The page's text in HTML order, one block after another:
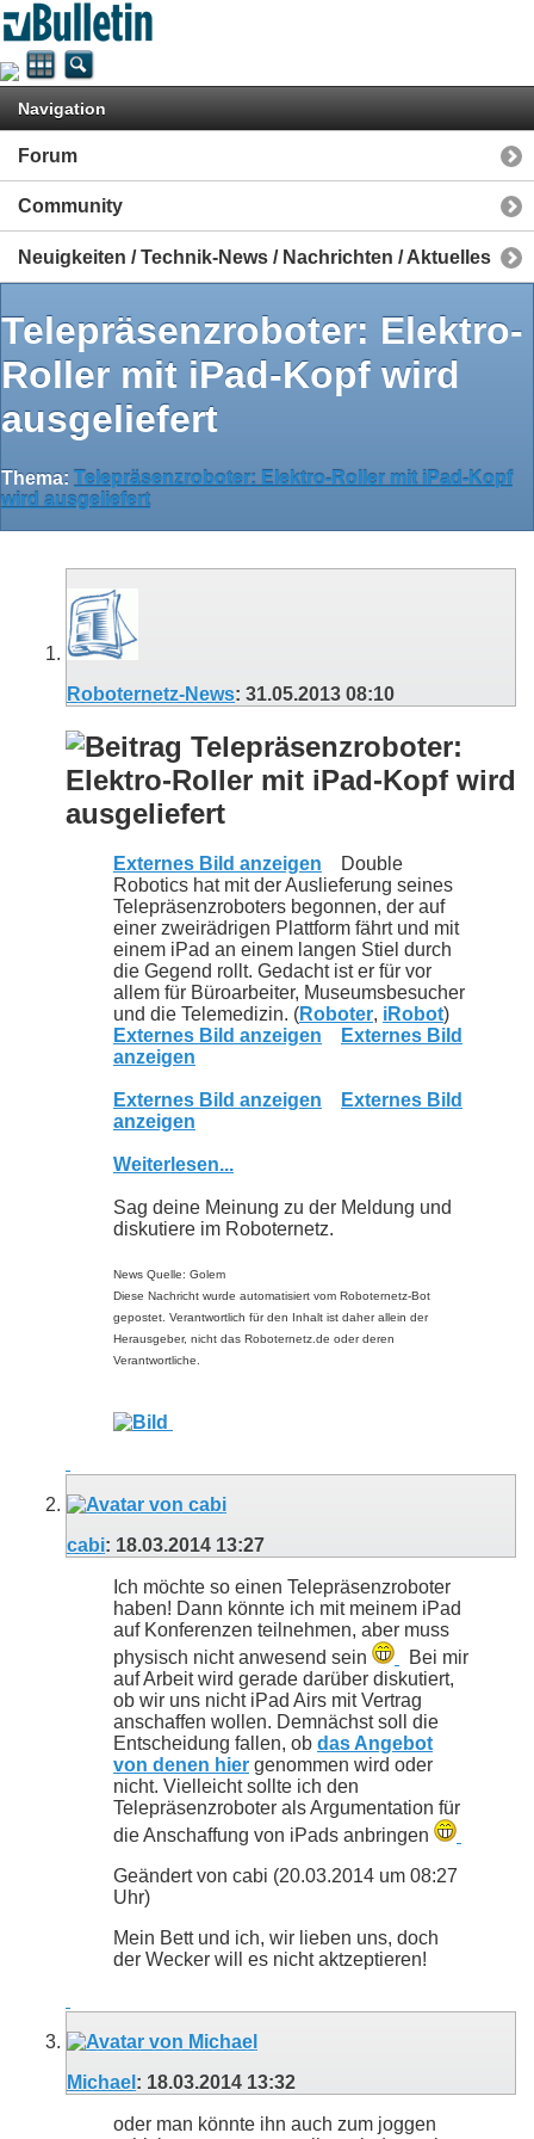
Navigation
Forum
Community
Neuigkeiten / Technik-News / Nachrichten / Aktuelles
Telepräsenzroboter: Elektro-
Roller mit iPad-Kopf wird
ausgeliefert
Thema: Telepräsenzroboter: Elektro-Roller mit iPad-Kopf
wird ausgeliefert
Roboternetz-News: 31.05.2013 08:10
Telepräsenzroboter:
Elektro-Roller mit iPad-Kopf wird
ausgeliefert
Externes Bild anzeigen Double
Robotics hat mit der Auslieferung seines
Telepräsenzroboters begonnen, der auf
einer zweirädrigen Plattform fährt und mit
einem iPad an einem langen Stiel durch
die Gegend rollt. Gedacht ist er für vor
allem für Büroarbeiter, Museumsbesucher
und die Telemedizin. (Roboter, iRobot)
Externes Bild anzeigen
Externes Bild
anzeigen
Externes Bild anzeigen
Externes Bild
anzeigen
Weiterlesen...
Sag deine Meinung zu der Meldung und
diskutiere im Roboternetz.
News Quelle: Golem
Diese Nachricht wurde automatisiert vom Roboternetz-Bot
gepostet. Verantwortlich für den Inhalt ist daher allein der
Herausgeber, nicht das Roboternetz.de oder deren
Verantwortliche.
cabi: 18.03.2014 13:27
Ich möchte so einen Telepräsenzroboter
haben! Dann könnte ich mit meinem iPad
auf Konferenzen teilnehmen, aber muss
physisch nicht anwesend sein
Bei mir
auf Arbeit wird gerade darüber diskutiert,
ob wir uns nicht iPad Airs mit Vertrag
anschaffen wollen. Demnächst soll die
Entscheidung fallen, ob das Angebot
von denen hier genommen wird oder
nicht. Vielleicht sollte ich den
Telepräsenzroboter als Argumentation für
die Anschaffung von iPads anbringen
Geändert von cabi (20.03.2014 um 08:27
Uhr)
Mein Bett und ich, wir lieben uns, doch
der Wecker will es nicht aktzeptieren!
Michael : 18.03.2014 13:32
oder man könnte ihn auch zum joggen